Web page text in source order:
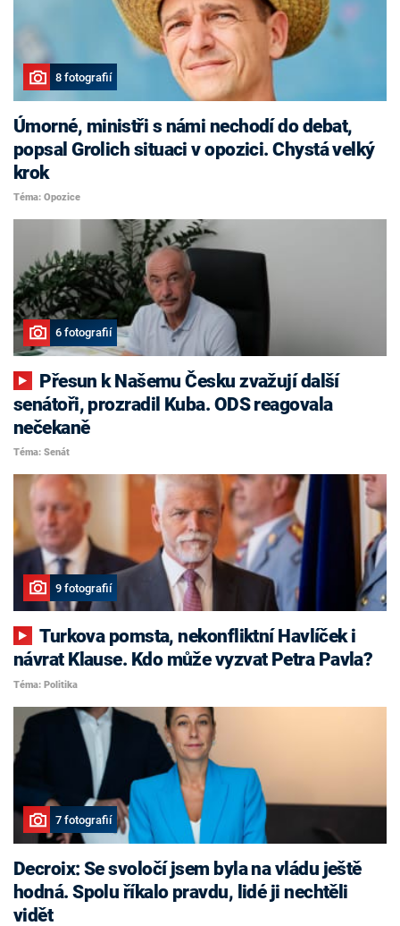
8 fotografií
Úmorné, ministři s námi nechodí do debat,
popsal Grolich situaci v opozici. Chystá velký
krok
Téma: Opozice
6 fotografií
senátoři, prozradil Kuba. ODS reagovala
nečekaně
Téma: Senát
9 fotografií
Turkova pomsta, nekonfliktní Havlíček i
návrat Klause. Kdo může vyzvat Petra Pavla?
Téma: Politika
7 fotografií
Decroix: Se svoločí jsem byla na vládu ještě
hodná. Spolu říkalo pravdu, lidé ji nechtěli
vidět